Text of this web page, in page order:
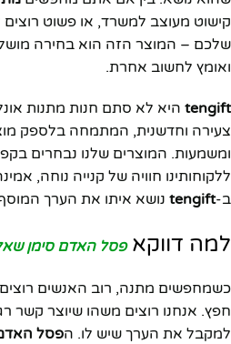
קישוט מעוצב למשרד, או פשוט
שלכם – המוצר הזה הוא בחירה
ואומץ לחשוב אחרת.
tengift היא לא סתם חנות מתנות
צעירה וחדשנית, המתמחה בלספק
ומשמעות. המוצרים שלנו נבחרים
ללקוחותינו חוויה של קנייה נוחה,
ב-tengift נושא איתו את הערך המוסף
למה דווקאפסל האדם סימן
כשמחפשים מתנה, רוב האנשים
חפץ. אנחנו רוצים משהו שיוצר קשר
למקבל את הערך שיש לו. הפסל